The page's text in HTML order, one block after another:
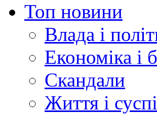
Топ новини
Влада і
Економіка і
Скандали
Життя і